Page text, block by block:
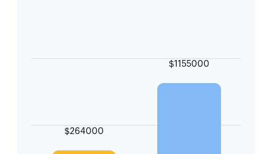
$264000
$1155000